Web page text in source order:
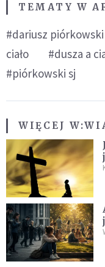
TEMATY W
#dariusz piórkowski
ciało
#dusza a
#piórkowski sj
WIĘCEJ W: